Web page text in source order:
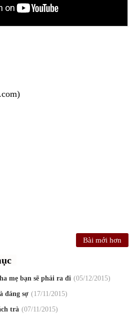
Bài mới hơn
mẹ bạn sẽ phải ra đi 05/12/2015
đáng sợ 17/11 /2015
trà 07/11 /2015